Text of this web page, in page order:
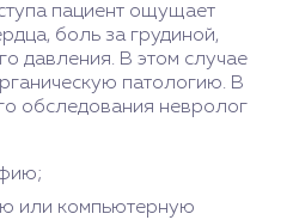
пациент ощущает
боль за грудиной,
давления. В этом случае
патологию. В
обследования невролог
или компьютерную